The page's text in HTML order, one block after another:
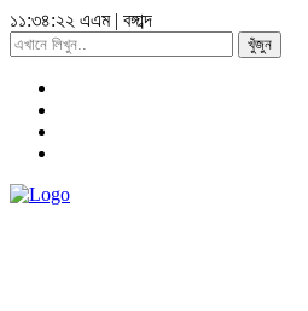
১১:৩৪:২৩ এএম| বঙ্গাব্দ
খুঁজুন